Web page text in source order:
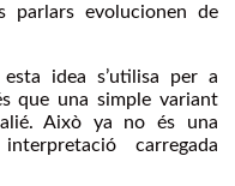
parlars evolucionen de
idea s’utilisa per a
que una simple variant
alié. Això ya no és una
carregada